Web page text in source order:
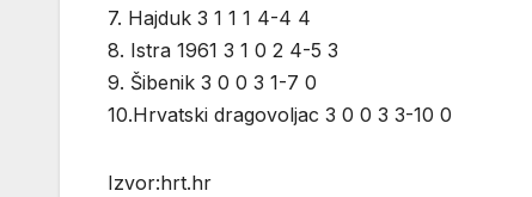
7. Hajduk 3 1 1 1 4-4 4
8. Istra 1961 3 1 0 2 4-5 3
9. Šibenik 3 0 0 3 1-7 0
10.Hrvatski dragovoljac 3 0 0 3 3-10 0
Izvor:hrt.hr